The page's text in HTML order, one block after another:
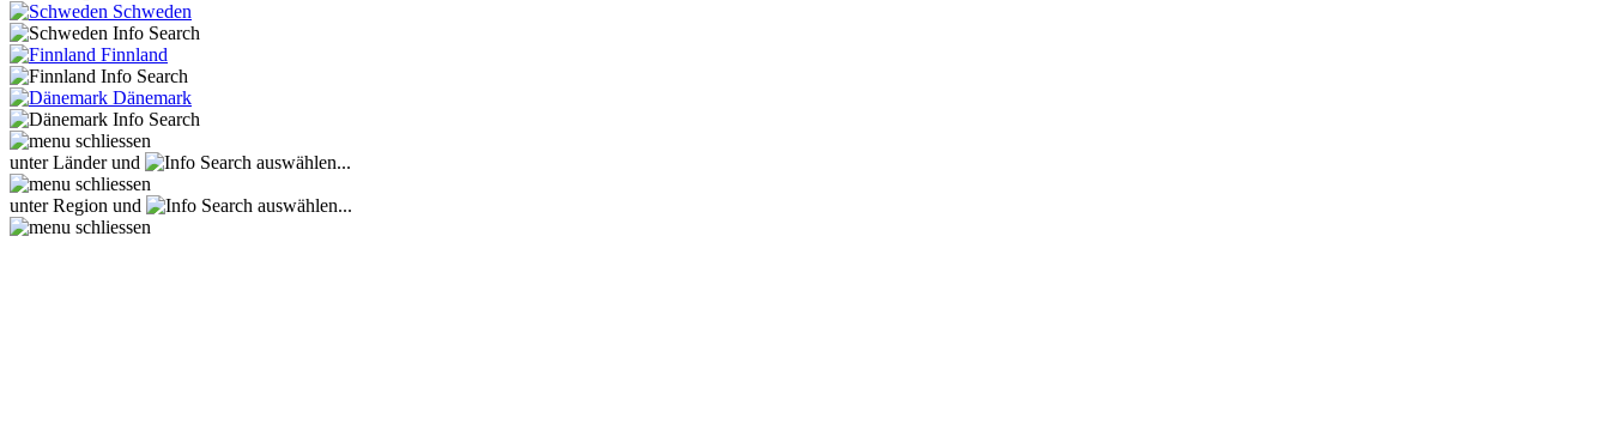
Schweden
Finnland
Dänemark
unter Länder und auswählen...
unter Region und auswählen...